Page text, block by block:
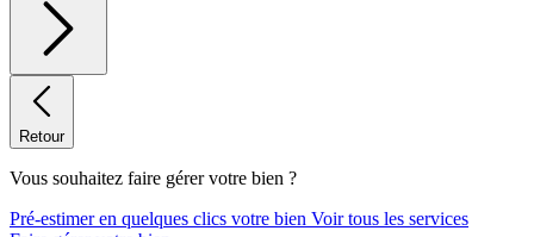
Retour
Vous souhaitez faire gérer votre bien ?
Pré-estimer en quelques clics votre bien Voir tous les services